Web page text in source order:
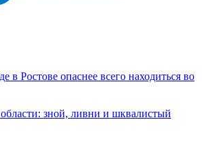
в Ростове опаснее всего находиться во
зной, ливни и шквалистый